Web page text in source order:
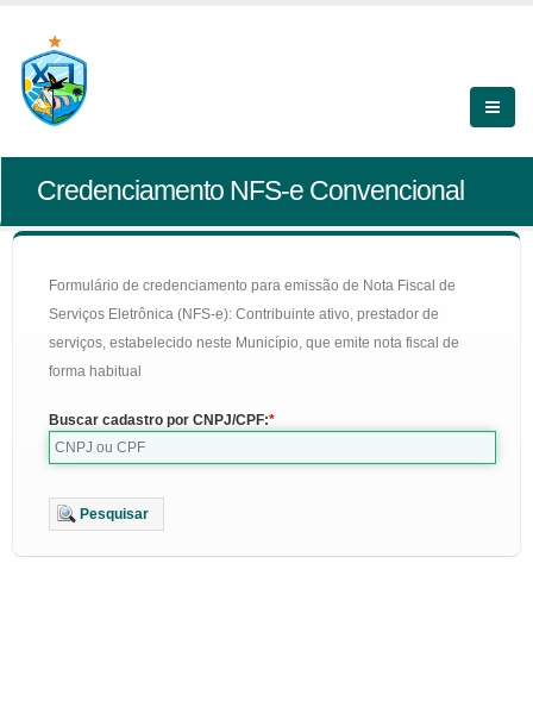
Credenciamento NFS-e Convencional
Formulário de credenciamento para emissão de Nota Fiscal de
Serviços Eletrônica (NFS-e): Contribuinte ativo, prestador de
serviços, estabelecido neste Município, que emite nota fiscal de
forma habitual
Buscar cadastro por CNPJ/CPF:
Pesquisar